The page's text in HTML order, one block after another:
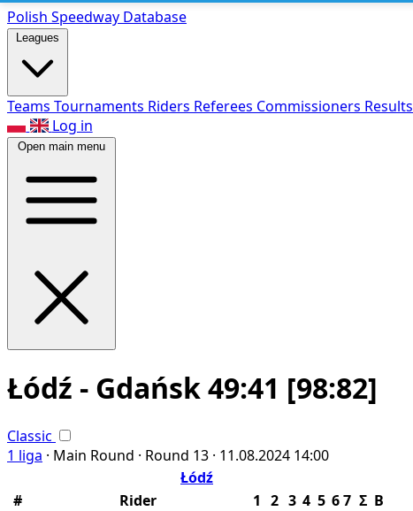
Polish Speedway Database
Leagues
Teams Tournaments Riders Referees Commissioners Results
Log in
Open main menu
Łódź - Gdańsk 49:41 [98:82]
Classic
1 liga · Main Round · Round 13 · 11.08.2024 14:00
Łódź
#
Rider 1 2 3 4 5 67 Σ B